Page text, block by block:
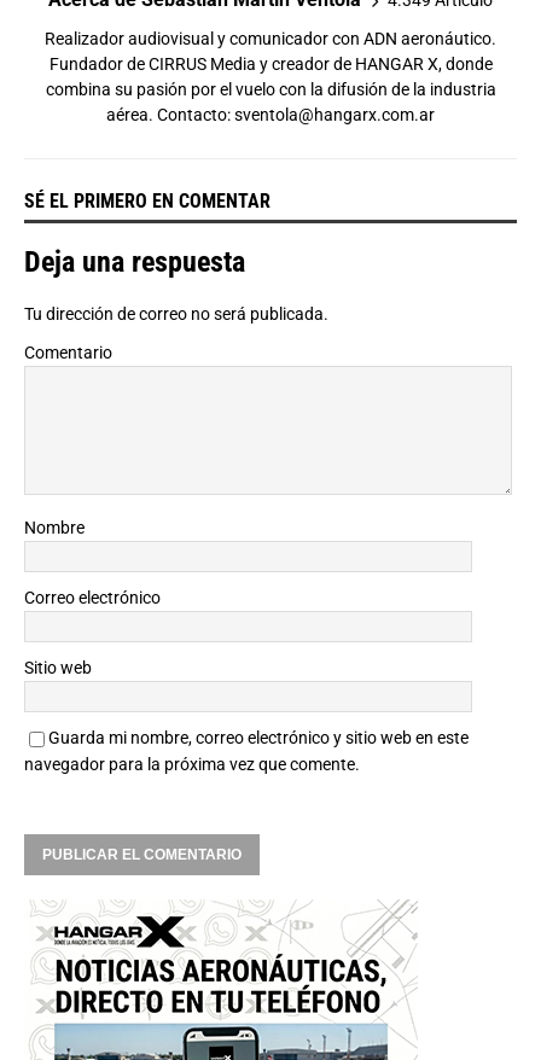
Realizador audiovisual y comunicador con ADN aeronáutico.
Fundador de CIRRUS Media y creador de HANGAR X, donde
combina su pasión por el vuelo con la difusión de la industria
aérea. Contacto:sventola@hangarx.com.ar
SÉ EL PRIMERO EN COMENTAR
Deja una respuesta
Tu dirección de correo no será publicada.
Comentario
Nombre
Correo electrónico
Sitio web
Guarda mi nombre, correo electrónico y sitio web en este
navegador para la próxima vez que comente.